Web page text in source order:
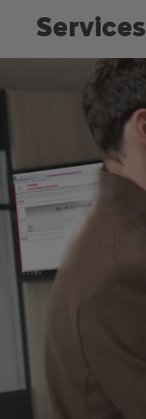
Services